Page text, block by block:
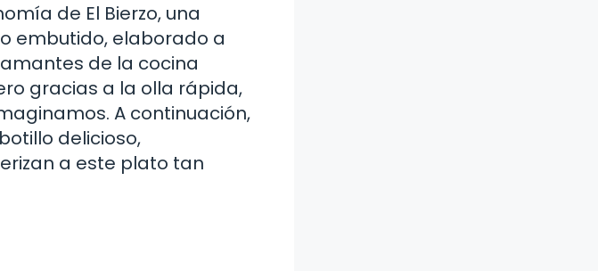
de El Bierzo, una
embutido, elaborado a
de la cocina
gracias a la olla rápida,
A continuación,
delicioso,
a este plato tan